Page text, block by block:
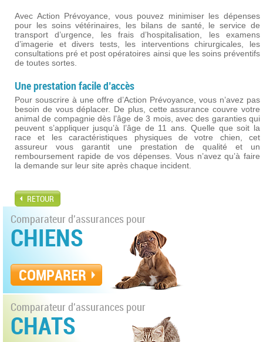
Avec Action Prévoyance, vous pouvez minimiser les dépenses
pour les soins vétérinaires, les bilans de santé, le service de
transport d’urgence, les frais d’hospitalisation, les examens
d’imagerie et divers tests, les interventions chirurgicales, les
consultations pré et post opératoires ainsi que les soins préventifs
de toutes sortes.
Une prestation facile d’accès
Pour souscrire à une offre d’Action Prévoyance, vous n’avez pas
besoin de vous déplacer. De plus, cette assurance couvre votre
animal de compagnie dès l’âge de 3 mois, avec des garanties qui
peuvent s’appliquer jusqu’à l’âge de 11 ans. Quelle que soit la
race et les caractéristiques physiques de votre chien, cet
assureur vous garantit une prestation de qualité et un
remboursement rapide de vos dépenses. Vous n’avez qu’à faire
la demande sur leur site après chaque incident.
RETOUR
Comparateur d'assurances pour
CHIENS
COMPARER
Comparateur d'assurances pour
CHATS